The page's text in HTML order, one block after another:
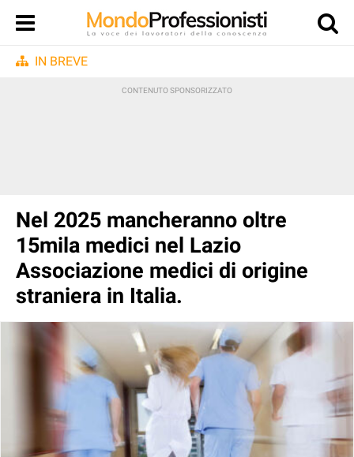
IN BREVE
Nel 2025 mancheranno oltre
15mila medici nel Lazio
Associazione medici di origine
straniera in Italia.